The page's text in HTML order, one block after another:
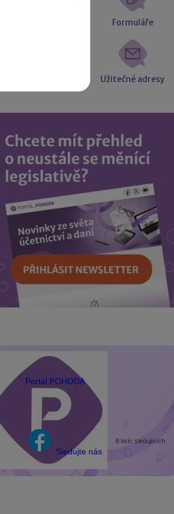
Formuláře
Užitečné adresy
Portál POHODA
Sledujte nás
8 tisíc sledujících